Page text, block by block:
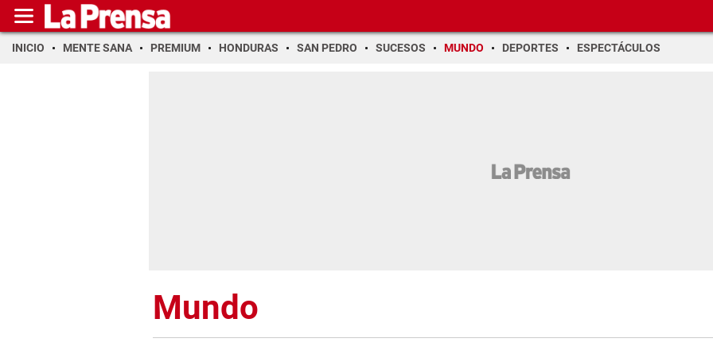
INICIO MENTE SANA PREMIUM HONDURAS SAN PEDRO SUCESOS MUNDO DEPORTES ESPECTÁCULOS
Mundo